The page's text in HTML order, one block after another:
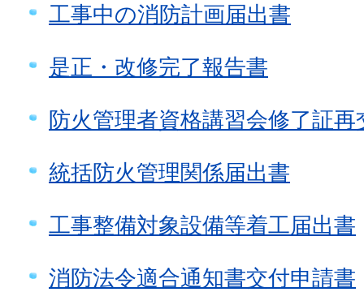
工事中の消防計画届出書
是正・改修完了報告書
防火管理者資格講習会修了証再
統括防火管理関係届出書
工事整備対象設備等着工届出書
消防法令適合通知書交付申請書